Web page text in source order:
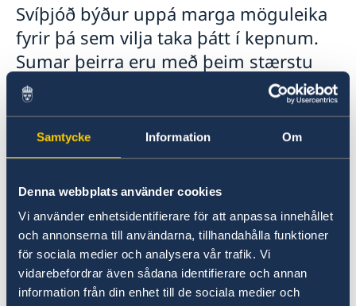
Samtycke Information Om
Denna webbplats använder cookies
Vi använder enhetsidentifierare för att anpassa innehållet
och annonserna till användarna, tillhandahålla funktioner
för sociala medier och analysera vår trafik. Vi
vidarebefordrar även sådana identifierare och annan
information från din enhet till de sociala medier och
Sænskunám á netinu
Svíþjóð býður uppá marga möguleika
fyrir þá sem vilja taka þátt í kepnum.
Sumar þeirra eru með þeim stærstu
eða erfiðustu í sínum flokki!